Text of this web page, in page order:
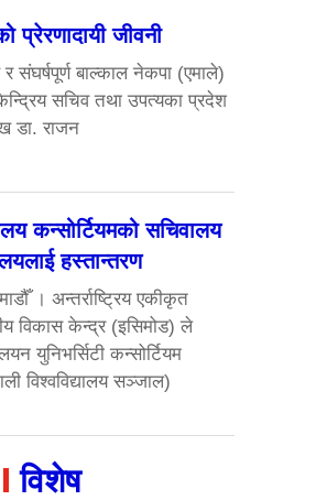
प्रेरणादायी जीवनी
संघर्षपूर्ण बाल्काल नेकपा (एमाले)
सचिव तथा उपत्यका प्रदेश
डा. राजन
कन्सोर्टियमको सचिवालय
हस्तान्तरण
। अन्तर्राष्ट्रिय एकीकृत
विकास केन्द्र (इसिमोड) ले
युनिभर्सिटी कन्सोर्टियम
विश्वविद्यालय सञ्जाल)
विशेष